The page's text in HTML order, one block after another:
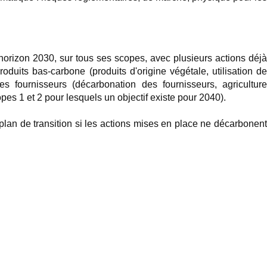
2030, sur tous ses scopes, avec plusieurs actions déjà
bas-carbone (produits d'origine végétale, utilisation de
(décarbonation des fournisseurs, agriculture
1 et 2 pour lesquels un objectif existe pour 2040).
de transition si les actions mises en place ne décarbonent